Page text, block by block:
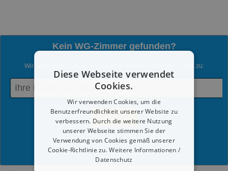
Kein WG-Zimmer gefunden?
Wir senden dir gern neue Angebote zu Ihrer Suche per E-Mail zu:
Du kannst jederzeit diesen Service abmelden.
Mit dem Absenden werden dieDatenschutzrichtlinien akzeptiert.
Diese Webseite verwendet
Cookies.
Wir verwenden Cookies, um die
Benutzerfreundlichkeit unserer Website zu
verbessern. Durch die weitere Nutzung
unserer Webseite stimmen Sie der
Verwendung von Cookies gemäß unserer
Cookie-Richtlinie zu.Weitere Informationen /
Datenschutz